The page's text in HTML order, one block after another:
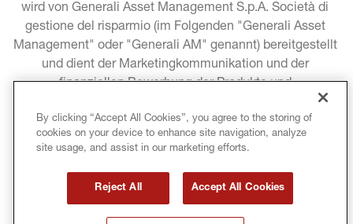
wird von Generali Asset Management S.p.A. Società di
gestione del risparmio (im Folgenden "Generali Asset
Management" oder "Generali AM" genannt) bereitgestellt
und dient der Marketingkommunikation und der
finanziellen Bewerbung der Produkte und
Dienstleistungen von Generali Asset Management.
RECHTLICHE INFORMATIONEN
DATENSCHUTZ COOKIE-RICHTLINIE
By clicking “Accept All Cookies”, you agree to the storing of
cookies on your device to enhance site navigation, analyze
site usage, and assist in our marketing efforts.
Reject All Accept All Cookies